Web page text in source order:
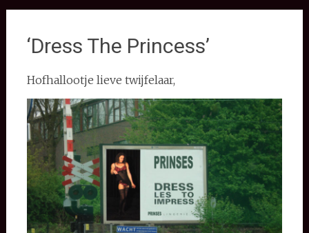
‘Dress The Princess’
Hofhallootje lieve twijfelaar,